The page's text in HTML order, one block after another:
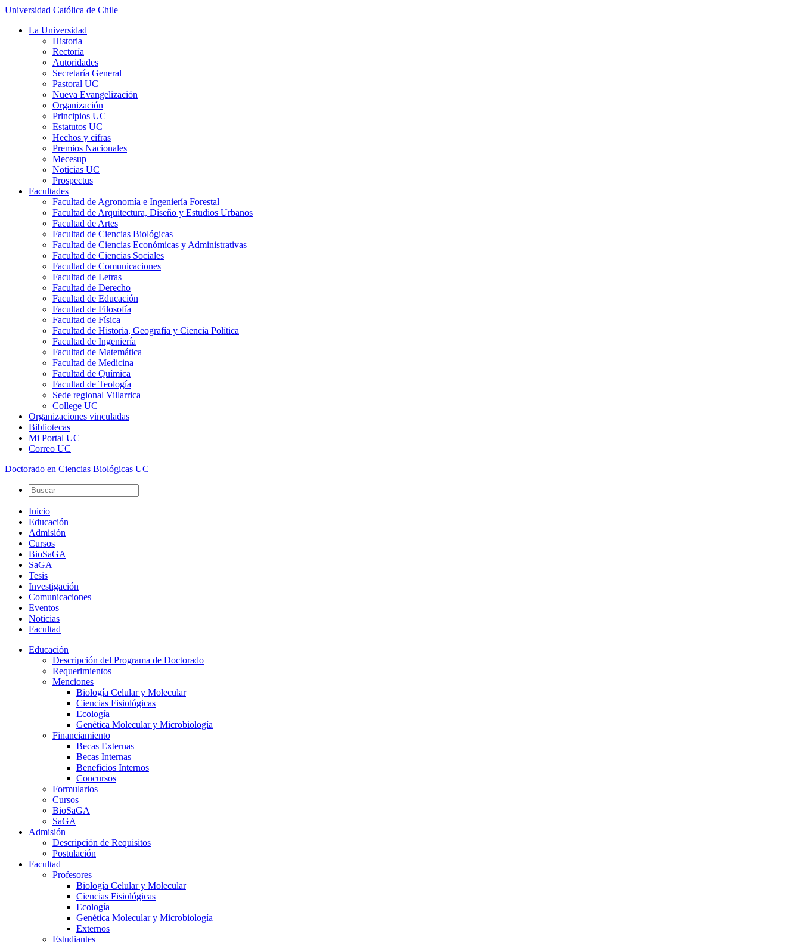
Universidad Católica de Chile
La Universidad
Historia
Rectoría
Autoridades
Secretaría General
Pastoral UC
Nueva Evangelización
Organización
Principios UC
Estatutos UC
Hechos y cifras
Premios Nacionales
Mecesup
Noticias UC
Prospectus
Facultades
Facultad de Agronomía e Ingeniería Forestal
Facultad de Arquitectura, Diseño y Estudios Urbanos
Facultad de Artes
Facultad de Ciencias Biológicas
Facultad de Ciencias Económicas y Administrativas
Facultad de Ciencias Sociales
Facultad de Comunicaciones
Facultad de Letras
Facultad de Derecho
Facultad de Educación
Facultad de Filosofía
Facultad de Física
Facultad de Historia, Geografía y Ciencia Política
Facultad de Ingeniería
Facultad de Matemática
Facultad de Medicina
Facultad de Química
Facultad de Teología
Sede regional Villarrica
College UC
Organizaciones vinculadas
Bibliotecas
Mi Portal UC
Correo UC
Doctorado en Ciencias Biológicas UC
Inicio
Educación
Admisión
Cursos
BioSaGA
SaGA
Tesis
Investigación
Comunicaciones
Eventos
Noticias
Facultad
Educación
Descripción del Programa de Doctorado
Requerimientos
Menciones
Biología Celular y Molecular
Ciencias Fisiológicas
Ecología
Genética Molecular y Microbiología
Financiamiento
Becas Externas
Becas Internas
Beneficios Internos
Concursos
Formularios
Cursos
BioSaGA
SaGA
Admisión
Descripción de Requisitos
Postulación
Facultad
Profesores
Biología Celular y Molecular
Ciencias Fisiológicas
Ecología
Genética Molecular y Microbiología
Externos
Estudiantes